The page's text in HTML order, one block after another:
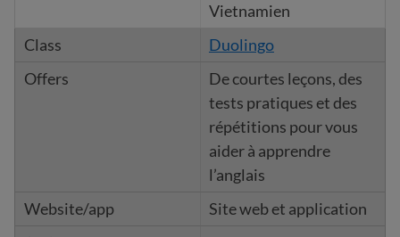
Vietnamien
Duolingo
De courtes leçons, des
tests pratiques et des
répétitions pour vous
aider à apprendre
l’anglais
Site web et application